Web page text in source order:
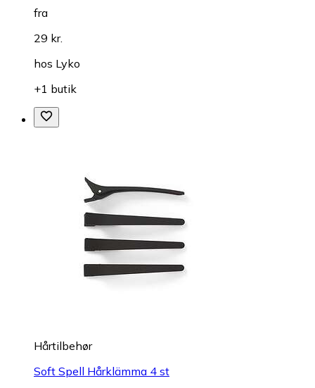
fra
29 kr.
hos Lyko
+1 butik
Hårtilbehør
Soft Spell Hårklämma 4 st